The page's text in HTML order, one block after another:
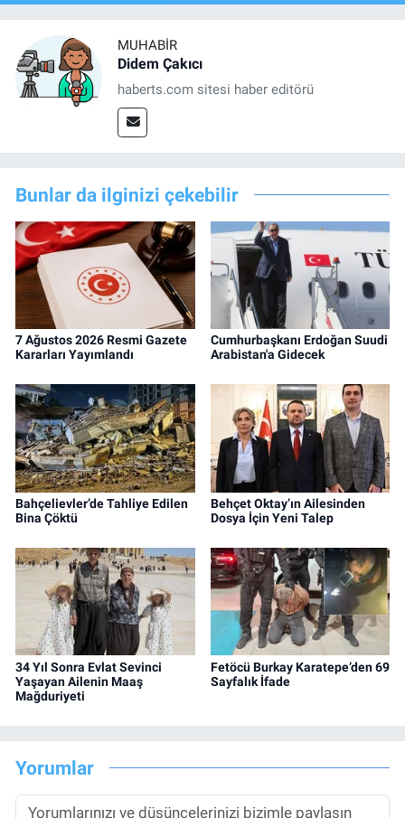
MUHABIR
Didem Çakıcı
haberts.com sitesi haber editörü
Bunlar da ilginizi çekebilir
7 Ağustos 2026 Resmi Gazete
Kararları Yayımlandı
Cumhurbaşkanı Erdoğan Suudi
Arabistan'a Gidecek
Bahçelievler’de Tahliye Edilen
Bina Çöktü
Behçet Oktay’ın Ailesinden
Dosya İçin Yeni Talep
34 Yıl Sonra Evlat Sevinci
Yaşayan Ailenin Maaş
Mağduriyeti
Fetöcü Burkay Karatepe’den 69
Sayfalık İfade
Yorumlar